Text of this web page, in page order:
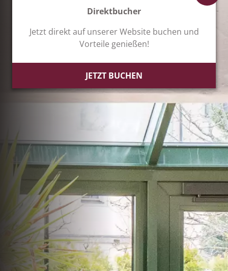
Direktbucher
Jetzt direkt auf unserer Website buchen und
Vorteile genießen!
JETZT BUCHEN